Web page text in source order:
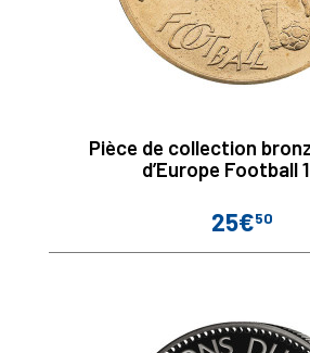
Pièce de collection
d’Europe Football
Prix
25€50